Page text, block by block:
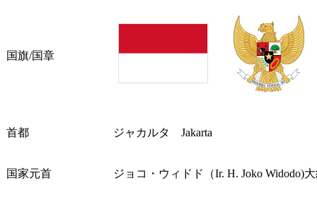
国旗/国章
首都 ジャカルタ Jakarta
国家元首 ジョコ・ウィドド（Ir. H. Joko Widodo)